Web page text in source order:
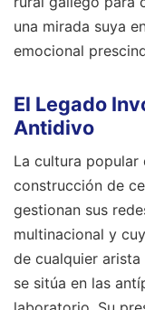
una mirada suya
emocional
El Legado
Antidivo
La cultura
construcción de
gestionan sus
multinacional y
de cualquier
se sitúa en las